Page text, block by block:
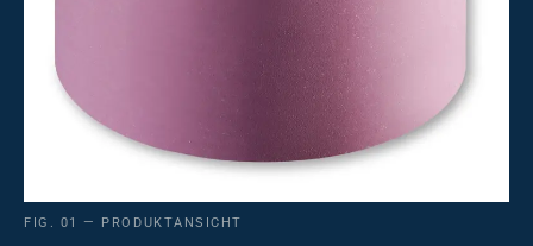
FIG. 01 — PRODUKTANSICHT